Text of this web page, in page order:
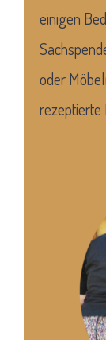
einigen
oder
rezeptierte